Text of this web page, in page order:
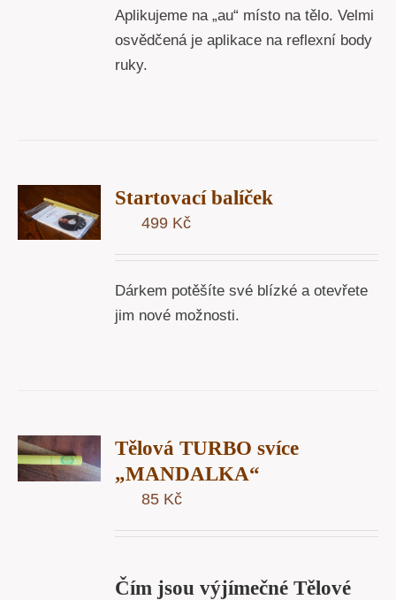
Aplikujeme na „au“ místo na tělo. Velmi
osvědčená je aplikace na reflexní body
ruky.
Startovací balíček
499 Kč
Dárkem potěšíte své blízké a otevřete
jim nové možnosti.
Tělová TURBO svíce
„MANDALKA“
85 Kč
Čím jsou výjímečné Tělové